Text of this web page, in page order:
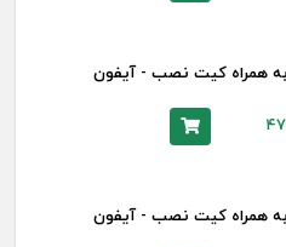
محافظ صفحه نمایش GIZMO به همراه کیت نصب - آیفون
محافظ صفحه نمایش GIZMO به همراه کیت نصب - آیفون